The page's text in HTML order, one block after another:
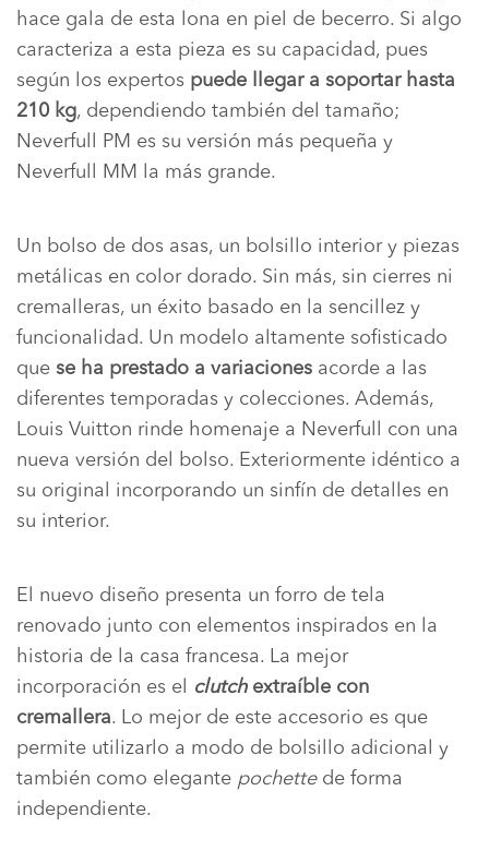
hace gala de esta lona en piel de becerro. Si algo
caracteriza a esta pieza es su capacidad, pues
según los expertos puede llegar a soportar hasta
210 kg, dependiendo también del tamaño;
Neverfull PM es su versión más pequeña y
Neverfull MM la más grande.
Un bolso de dos asas, un bolsillo interior y piezas
metálicas en color dorado. Sin más, sin cierres ni
cremalleras, un éxito basado en la sencillez y
funcionalidad. Un modelo altamente sofisticado
que se ha prestado a variaciones acorde a las
diferentes temporadas y colecciones. Además,
Louis Vuitton rinde homenaje a Neverfull con una
nueva versión del bolso. Exteriormente idéntico a
su original incorporando un sinfín de detalles en
su interior.
El nuevo diseño presenta un forro de tela
renovado junto con elementos inspirados en la
historia de la casa francesa. La mejor
incorporación es el
clutchextraíble con
cremallera. Lo mejor de este accesorio es que
permite utilizarlo a modo de bolsillo adicional y
también como elegante pochettede forma
independiente.